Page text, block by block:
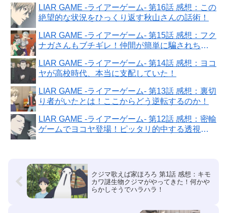
LIAR GAME -ライアーゲーム- 第16話 感想：この
絶望的な状況をひっくり返す秋山さんの話術！
LIAR GAME -ライアーゲーム- 第15話 感想：フク
ナガさんもブチギレ！仲間が簡単に騙されちゃ
LIAR GAME -ライアーゲーム- 第14話 感想：ヨコ
ヤが高校時代、本当に支配していた！
LIAR GAME -ライアーゲーム- 第13話 感想：裏切
り者がいたとは！ここからどう逆転するのか！
LIAR GAME -ライアーゲーム- 第12話 感想：密輸
ゲームでヨコヤ登場！ピッタリ的中する透視能
クジマ歌えば家ほろろ 第1話 感想：キモ
カワ謎生物クジマがやってきた！何かや
らかしそうでハラハラ！